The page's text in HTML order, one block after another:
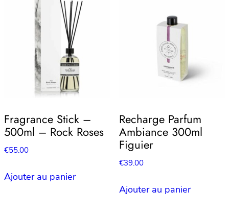
Fragrance Stick –
500ml – Rock Roses
€55.00
Ajouter au panier
Recharge Parfum
Ambiance 300ml
Figuier
€39.00
Ajouter au panier